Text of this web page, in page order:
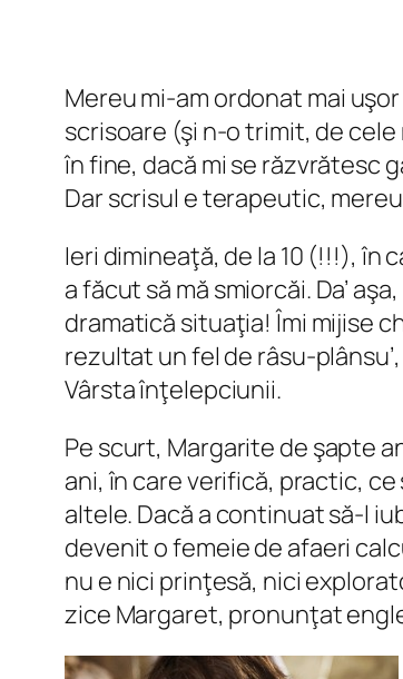
Mereu mi-am ordonat mai
scrisoare (şi n-o trimit, de cele
în fine, dacă mi se răzvrătesc
Dar scrisul e terapeutic,
Ieri dimineaţă, de la 10 (!!!), în
a făcut să mă smiorcăi. Da’
dramatică situaţia! Îmi mijise
rezultat un fel de râsu-
Vârsta înţelepciunii.
Pe scurt, Margarite de şapte
ani, în care verifică, practic,
altele. Dacă a continuat să-l
devenit o femeie de afaeri
nu e nici prinţesă, nici
zice Margaret, pronunţat